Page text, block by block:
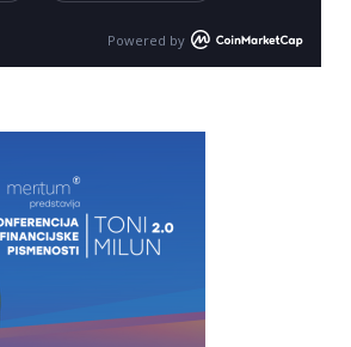
Powered by